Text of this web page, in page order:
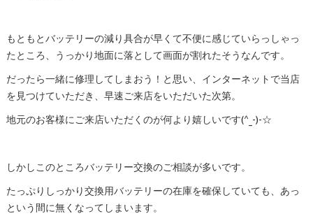
もともとバッテリーの減り具合が早くて不便に感じていらっしゃっ
たところ、うっかり地面に落として画面が割れたそうなんです。
だったら一緒に修理してしまおう！と思い、インターネットで当店
を見つけていただき、早速ご来店をいただいた次第。
地元のお客様にご来店いただくのが何より嬉しいです(^_-)-☆
しかしこのところバッテリー交換のご相談が多いです。
たっぷりしっかり交換用バッテリーの在庫を確保していても、あっ
という間に無くなってしまいます。